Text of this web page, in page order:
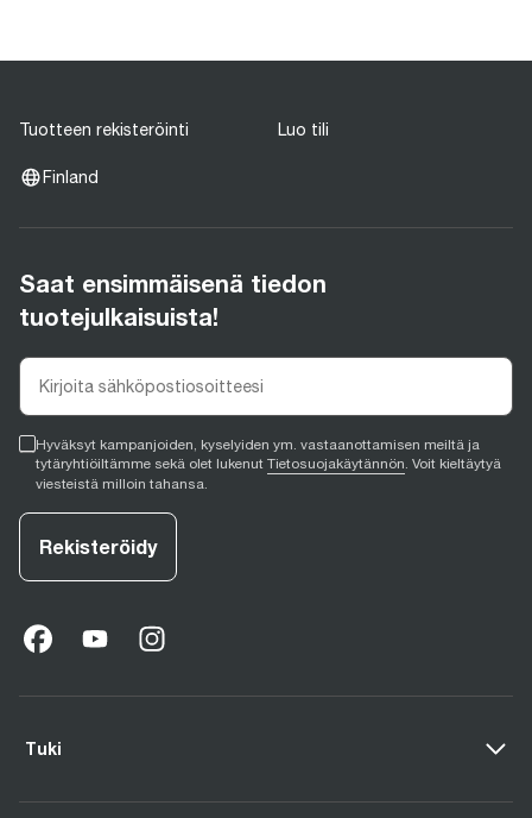
Tuotteen rekisteröinti Luo tili
Finland
Saat ensimmäisenä tiedon
tuotejulkaisuista!
Hyväksyt kampanjoiden, kyselyiden ym. vastaanottamisen meiltä ja
tytäryhtiöiltämme sekä olet lukenut Tietosuojakäytännön. Voit kieltäytyä
viesteistä milloin tahansa.
Rekisteröidy
facebook
opens in new tab
youtube
opens in new tab
instagram
opens in new tab
Tuki